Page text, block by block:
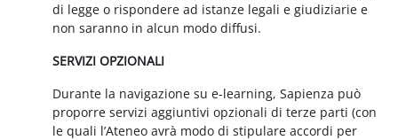
di legge o rispondere ad istanze legali e giudiziarie e
non saranno in alcun modo diffusi.
SERVIZI OPZIONALI
Durante la navigazione su e-learning, Sapienza può
proporre servizi aggiuntivi opzionali di terze parti (con
le quali l’Ateneo avrà modo di stipulare accordi per